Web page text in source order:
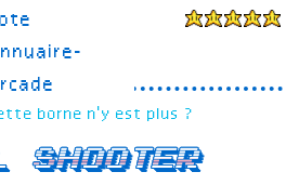
borne n'y est plus ?
Shooter